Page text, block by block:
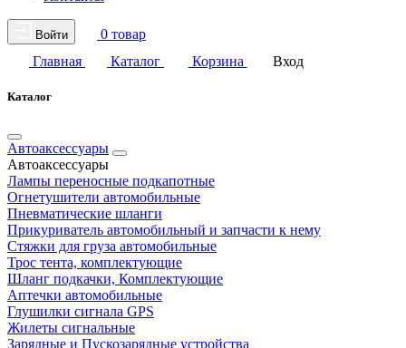
Войти
0 товар
Главная
Каталог Корзина Вход
Каталог
Автоаксессуары
Автоаксессуары
Лампы переносные подкапотные
Огнетушители автомобильные
Пневматические шланги
Прикуриватель автомобильный и запчасти к нему
Стяжки для груза автомобильные
Трос тента, комплектующие
Шланг подкачки, Комплектующие
Аптечки автомобильные
Глушилки сигнала GPS
Жилеты сигнальные
Зарядные и Пускозарядные устройства